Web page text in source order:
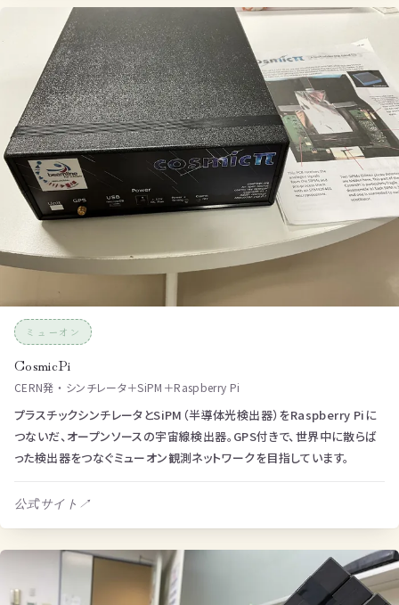
ミューオン
CosmicPi
CERN発 ・ シンチレータ＋SiPM＋Raspberry Pi
プラスチックシンチレータとSiPM（半導体光検出器）をRaspberry Piに
つないだ、オープンソースの宇宙線検出器。GPS付きで、世界中に散らば
った検出器をつなぐミューオン観測ネットワークを目指しています。
公式サイト ↗